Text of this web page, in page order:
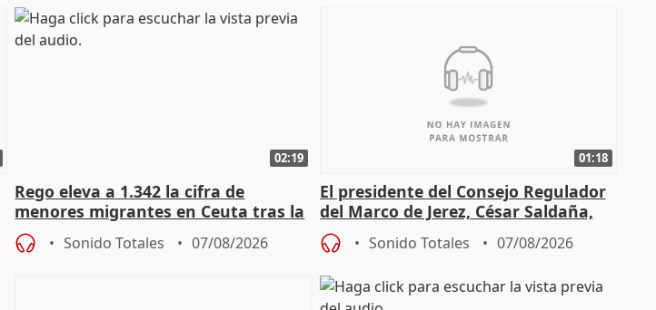
02:19
Rego eleva a 1.342 la cifra de
menores migrantes en Ceuta tras la
entrada masiva
Sonido Totales 07/08/2026
01:18
El presidente del Consejo Regulador
del Marco de Jerez, César Saldaña,
sobre exportaciones
Sonido Totales 07/08/2026